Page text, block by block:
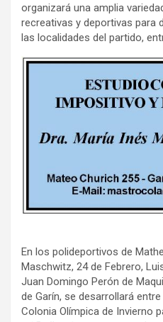
organizará una amplia
recreativas y deportivas para
las localidades del partido,
En los polideportivos de
Maschwitz, 24 de Febrero,
Juan Domingo Perón de
de Garín, se desarrollará
Colonia Olímpica de Invierno